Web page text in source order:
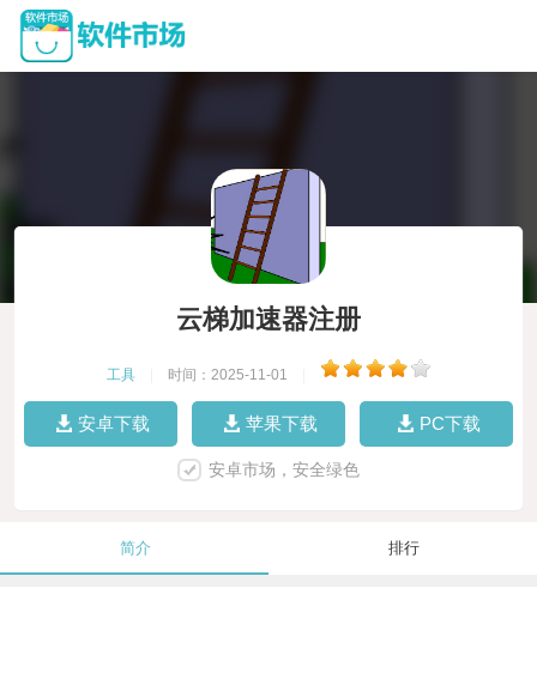
云梯加速器注册
工具 时间：2025-11-01
安卓下载 苹果下载 PC下载
安卓市场，安全绿色
简介 排行